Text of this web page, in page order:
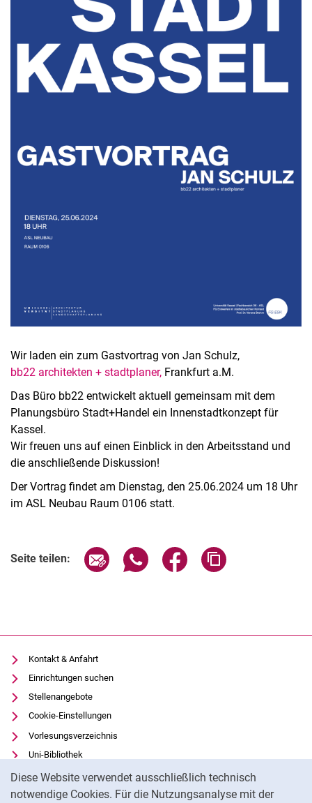
Diese Website verwendet ausschließlich technisch
notwendige Cookies. Für die Nutzungsanalyse mit der
Semesterinformationen
Newsletter
Stellenausschreibungen
Publikationen
Webseite R:ein
Wir laden ein zum Gastvortrag von Jan Schulz,
bb22 architekten + stadtplaner, Frankfurt a.M.
Das Büro bb22 entwickelt aktuell gemeinsam mit dem
Planungsbüro Stadt+Handel ein Innenstadtkonzept für
Kassel.
Wir freuen uns auf einen Einblick in den Arbeitsstand und
die anschließende Diskussion!
Der Vortrag findet am Dienstag, den 25.06.2024 um 18 Uhr
im ASL Neubau Raum 0106 statt.
Seite teilen: Seite über E-Mail teilen
Seite über WhatsApp teilen
Seite über Facebook
Kontakt & Anfahrt
Einrichtungen suchen
Stellenangebote
Cookie-Einstellungen
Vorlesungsverzeichnis
Uni-Bibliothek
Moodle
Panopto